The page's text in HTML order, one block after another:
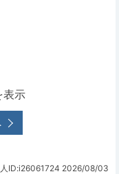
表示
ID:i26061724 2026/08/03